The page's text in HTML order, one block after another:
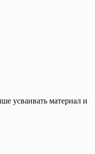
усваивать материал и